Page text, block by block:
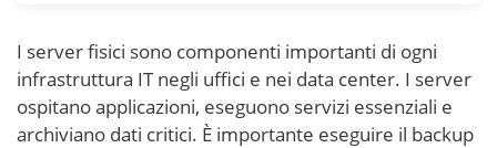
I server fisici sono componenti importanti di ogni
infrastruttura IT negli uffici e nei data center. I server
ospitano applicazioni, eseguono servizi essenziali e
archiviano dati critici. È importante eseguire il backup